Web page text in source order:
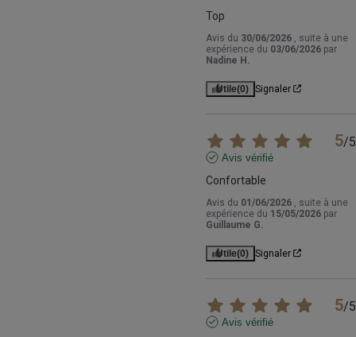
Top
Avis du 30/06/2026
, suite à une
expérience du 03/06/2026 par
Nadine H.
Utile(0) Signaler
5/5
Avis vérifié
Confortable
Avis du 01/06/2026
, suite à une
expérience du 15/05/2026 par
Guillaume G.
Utile(0) Signaler
5/5
Avis vérifié